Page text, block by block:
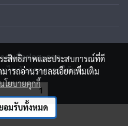
คมสื่อช่อสะอาด
ไขข้อตกลงการใช้บริการ
1
ระสิทธิภาพและประสบการณ์ที่ดี
ารถอ่านรายละเอียดเพิ่มเติม
นโยบายคุกกี้
อมรับทั้งหมด